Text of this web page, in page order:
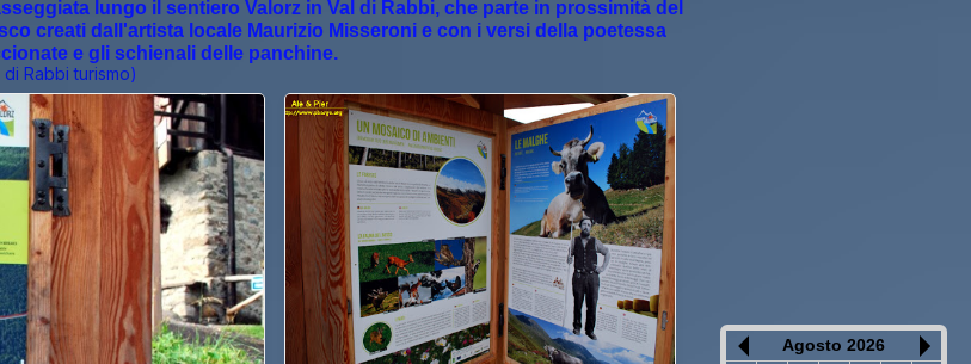
lungo il sentiero Valorz in Val di Rabbi, che parte in prossimità del
creati dall'artista locale Maurizio Misseroni e con i versi della poetessa
e gli schienali delle panchine.
di Rabbi turismo)
Agosto 2026